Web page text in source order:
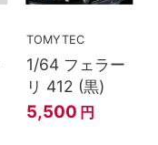
TOMYTEC
1/64 フェラー
リ 412 (黒)
5,500 円